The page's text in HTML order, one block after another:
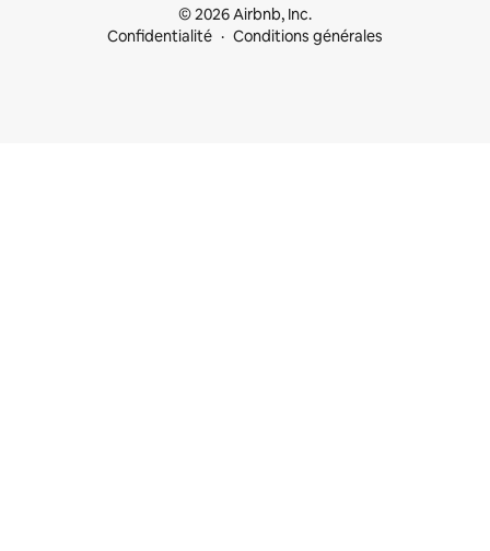
© 2026 Airbnb, Inc.
Confidentialité
Conditions générales